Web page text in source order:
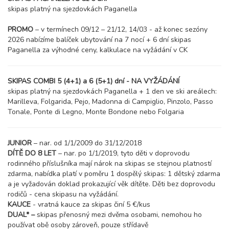
skipas platný na sjezdovkách Paganella
PROMO – v termínech 09/12 – 21/12, 14/03 - až konec sezóny
2026 nabízíme balíček ubytování na 7 nocí + 6 dní skipas
Paganella za výhodné ceny, kalkulace na vyžádání v CK
SKIPAS COMBI 5 (4+1) a 6 (5+1) dní - NA VYŽÁDÁNÍ
skipas platný na sjezdovkách Paganella + 1 den ve ski areálech:
Marilleva, Folgarida, Pejo, Madonna di Campiglio, Pinzolo, Passo
Tonale, Ponte di Legno, Monte Bondone nebo Folgaria
JUNIOR – nar. od 1/1/2009 do 31/12/2018
DÍTĚ DO 8 LET – nar. po 1/1/2019, tyto děti v doprovodu
rodinného příslušníka mají nárok na skipas se stejnou platností
zdarma, nabídka platí v poměru 1 dospělý skipas: 1 dětský zdarma
a je vyžadován doklad prokazující věk dítěte. Děti bez doprovodu
rodičů - cena skipasu na vyžádání.
KAUCE - vratná kauce za skipas činí 5 €/kus
DUAL* –skipas přenosný mezi dvěma osobami, nemohou ho
používat obě osoby zároveň, pouze střídavě